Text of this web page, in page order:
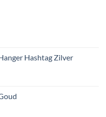
Hashtag Zilver